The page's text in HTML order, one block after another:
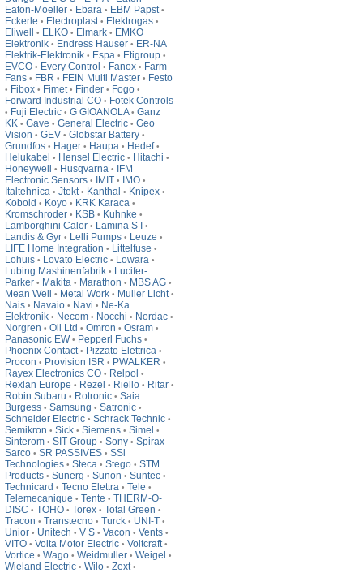
Eaton-Moeller • Ebara • EBM Papst •
Eckerle • Electroplast • Elektrogas •
Eliwell • ELKO • Elmark • EMKO
Elektronik • Endress Hauser • ER-NA
Elektrik-Elektronik • Espa • Etigroup •
EVCO • Every Control • Fanox • Farm
Fans • FBR • FEIN Multi Master • Festo
• Fibox • Fimet • Finder • Fogo •
Forward Industrial CO • Fotek Controls
• Fuji Electric • G GIOANOLA • Ganz
KK • Gave • General Electric • Geo
Vision • GEV • Globstar Battery •
Grundfos • Hager • Haupa • Hedef •
Helukabel • Hensel Electric • Hitachi •
Honeywell • Husqvarna •
IFM
Electronic Sensors • IMIT • IMO •
Italtehnica • Jtekt • Kanthal • Knipex •
Kobold • Koyo • KRK Karaca •
Kromschroder • KSB • Kuhnke •
Lamborghini Calor • Lamina S I •
Landis & Gyr • Lelli Pumps • Leuze •
LIFE Home Integration • Littelfuse •
Lohuis • Lovato Electric • Lowara •
Lubing Mashinenfabrik • Lucifer-
Parker • Makita • Marathon • MBS AG •
Mean Well • Metal Work • Muller Licht •
Nais • Navaio • Navi • Ne-Ka
Elektronik • Necom • Nocchi • Nordac •
Norgren • Oil Ltd • Omron • Osram •
Panasonic EW • Pepperl Fuchs •
Phoenix Contact • Pizzato Elettrica •
Procon • Provision ISR • PWALKER •
Rayex Electronics CO • Relpol •
Rexlan Europe • Rezel • Riello • Ritar •
Robin Subaru • Rotronic • Saia
Burgess • Samsung • Satronic •
Schneider Electric • Schrack Technic •
Semikron • Sick • Siemens • Simel •
Sinterom • SIT Group • Sony • Spirax
Sarco • SR PASSIVES • SSi
Technologies • Steca • Stego • STM
Products • Sunerg • Sunon • Suntec •
Technicard • Tecno Elettra • Tele •
Telemecanique • Tente • THERM-O-
DISC • TOHO • Torex • Total Green •
Tracon • Transtecno • Turck • UNI-T •
Unior • Unitech • V S • Vacon • Vents •
VITO • Volta Motor Electric • Voltcraft •
Vortice • Wago • Weidmuller • Weigel •
Wieland Electric • Wilo • Zext •